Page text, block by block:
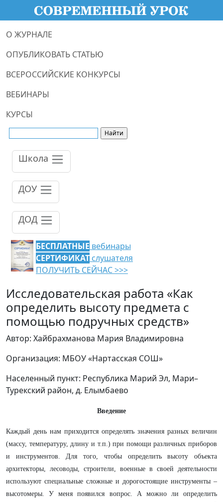
О ЖУРНАЛЕ
ОПУБЛИКОВАТЬ СТАТЬЮ
ВСЕРОССИЙСКИЕ КОНКУРСЫ
ВЕБИНАРЫ
КУРСЫ
Школа
ДОУ
ДОД
БЕСПЛАТНЫЕ вебинары
СЕРТИФИКАТ слушателя
ПОЛУЧИТЬ СЕЙЧАС >>>
Исследовательская работа «Как
определить высоту предмета с
помощью подручных средств»
Автор: Хайбрахманова Мария Владимировна
Организация: МБОУ «Нартасская СОШ»
Населенный пункт: Республика Марий Эл, Мари–
Турекский район, д. Елымбаево
Введение
Каждый день нам приходится определять значения разных величин
(массу, температуру, длину и т.п.) при помощи различных приборов
и инструментов. Для того, чтобы определить высоту объекта
архитекторы, лесоводы, строители, военные в своей деятельности
используют специальные сложные и дорогостоящие инструменты –
высотомеры. У меня появился вопрос. А можно ли определить